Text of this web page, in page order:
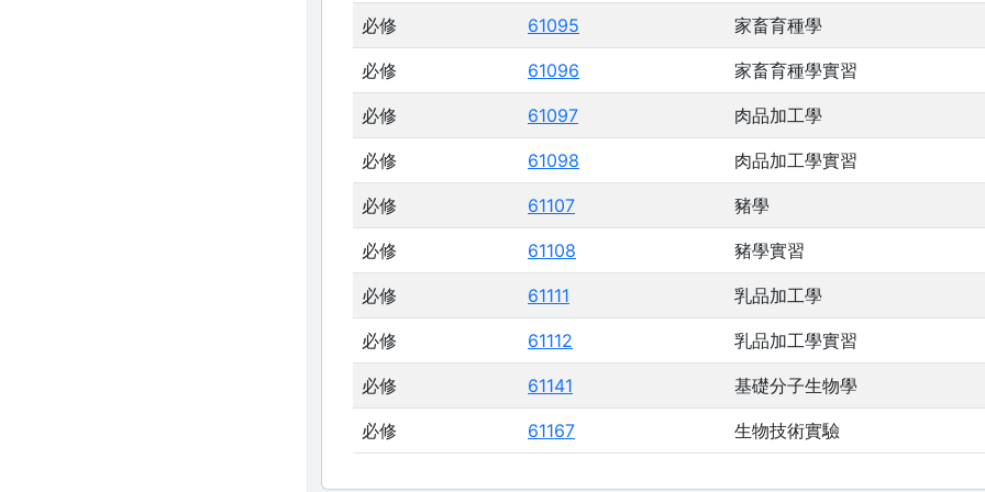
必修 61095 家畜育種學
必修 61096 家畜育種學實習
必修 61097 肉品加工學
必修 61098 肉品加工學實習
必修 61107 豬學
必修 61108 豬學實習
必修 61111 乳品加工學
必修 61112 乳品加工學實習
必修 61141 基礎分子生物學
必修 61167 生物技術實驗